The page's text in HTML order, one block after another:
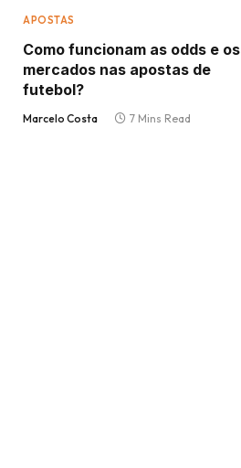
APOSTAS
Como funcionam as odds e os
mercados nas apostas de
futebol?
Marcelo Costa 7 Mins Read